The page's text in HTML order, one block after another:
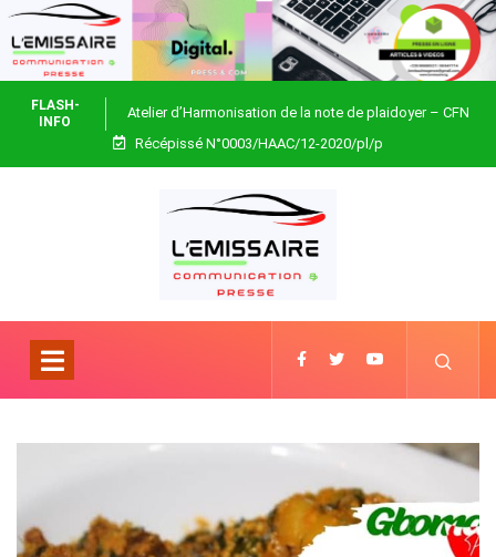
FLASH-
INFO
Atelier d’Harmonisation de la note de plaidoyer – CFN
Togo
Récépissé N°0003/HAAC/12-2020/pl/p